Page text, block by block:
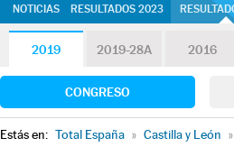
NOTICIAS RESULTADOS 2023
2019 2019-28A 2016
CONGRESO
Estás en: Total España » Castilla y León »